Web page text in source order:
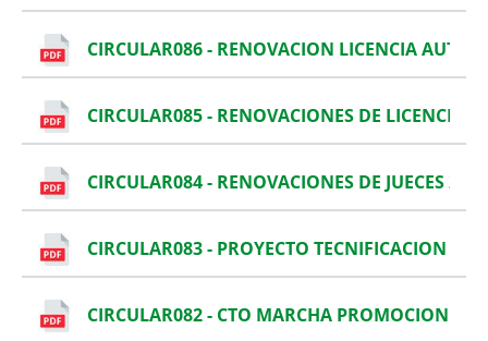
CIRCULAR086 - RENOVACION LICENCIA
CIRCULAR085 - RENOVACIONES DE LICENCIAS
CIRCULAR084 - RENOVACIONES DE JUECES 2020
CIRCULAR083 - PROYECTO TECNIFICACION
CIRCULAR082 - CTO MARCHA PROMOCION EN